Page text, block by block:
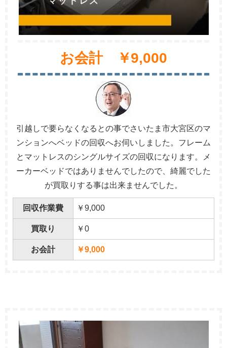
お会計 ￥9,000
引越しで要らなくなるとの事でさいたま市大宮区のマ
ンションへベッドの回収へお伺いしました。フレーム
とマットレスのシングルサイズの回収になります。メ
ーカーベッドではありませんでしたので、綺麗でした
が買取りする事は出来ませんでした。
回収作業費 ￥9,000
買取り ￥0
お会計 ￥9,000